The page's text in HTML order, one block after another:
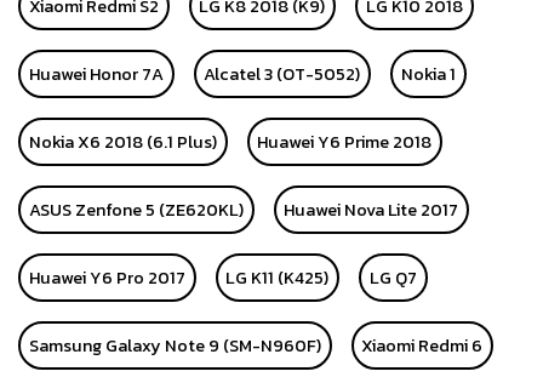
Xiaomi Redmi S2 LG K8 2018 (K9) LG K10 2018
Huawei Honor 7A Alcatel 3 (OT-5052) Nokia 1
Nokia X6 2018 (6.1 Plus) Huawei Y6 Prime 2018
ASUS Zenfone 5 (ZE620KL) Huawei Nova Lite 2017
Huawei Y6 Pro 2017 LG K11 (K425) LG Q7
Samsung Galaxy Note 9 (SM-N960F) Xiaomi Redmi 6